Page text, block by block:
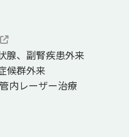
腺、副腎疾患外来
候群外来
内レーザー治療